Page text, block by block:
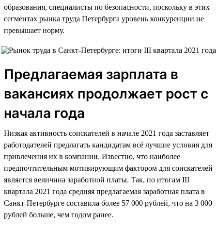
образования, специалисты по безопасности, поскольку в этих
сегментах рынка труда Петербурга уровень конкуренции не
превышает норму.
Предлагаемая зарплата в
вакансиях продолжает рост с
начала года
Низкая активность соискателей в начале 2021 года заставляет
работодателей предлагать кандидатам всё лучшие условия для
привлечения их в компании. Известно, что наиболее
предпочтительным мотивирующим фактором для соискателей
является величина заработной платы. Так, по итогам III
квартала 2021 года средняя предлагаемая заработная плата в
Санкт-Петербурге составила более 57 000 рублей, что на 3 000
рублей больше, чем годом ранее.